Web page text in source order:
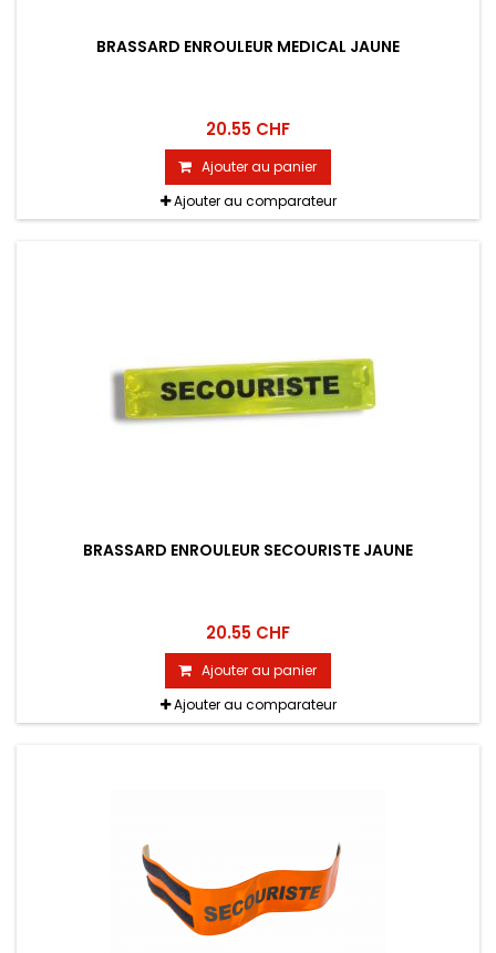
BRASSARD ENROULEUR MEDICAL JAUNE
20.55 CHF
Ajouter au panier
Ajouter au comparateur
BRASSARD ENROULEUR SECOURISTE JAUNE
20.55 CHF
Ajouter au panier
Ajouter au comparateur